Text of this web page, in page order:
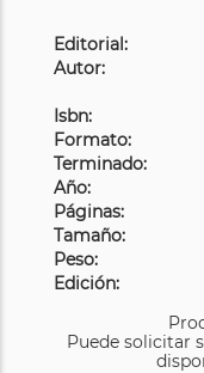
Editorial:
Autor:
Isbn:
Formato:
Terminado:
Año:
Páginas:
Tamaño:
Peso:
Edición:
Puede solicitar